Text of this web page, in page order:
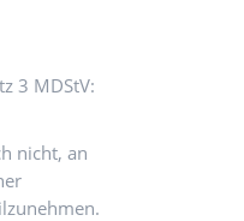
3 MDStV:
nicht, an